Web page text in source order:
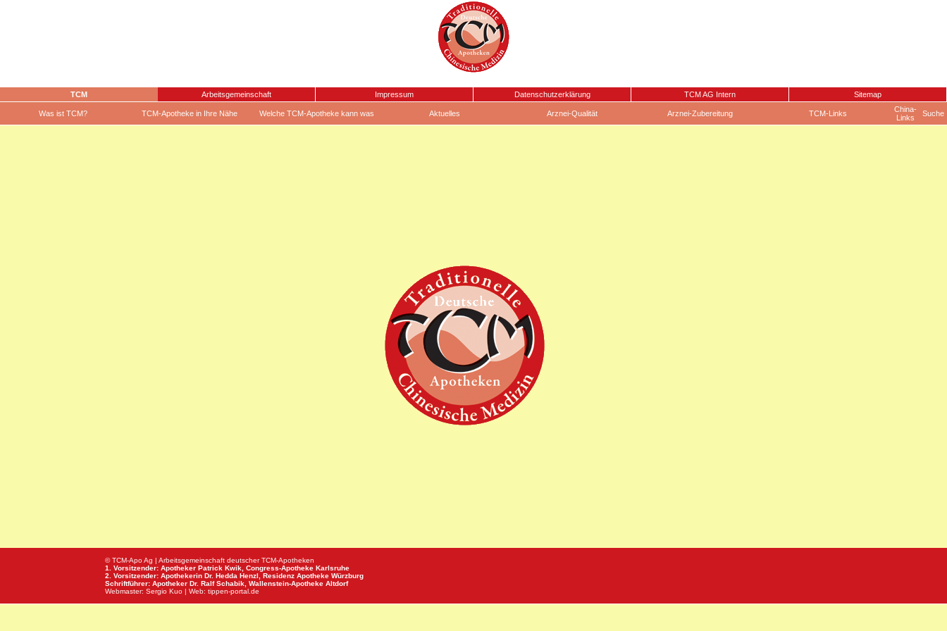
TCM Arbeitsgemeinschaft Impressum Datenschutzerklärung TCM AG Intern Sitemap
Was ist TCM? TCM-Apotheke in Ihre Nähe Welche TCM-Apotheke kann was Aktuelles Arznei-Qualität Arznei-Zubereitung TCM-Links
China-
Links
Suche
© TCM-Apo Ag | Arbeitsgemeinschaft deutscher TCM-Apotheken
1. Vorsitzender: Apotheker Patrick Kwik, Congress-Apotheke Karlsruhe
2. Vorsitzender: Apothekerin Dr. Hedda Henzl, Residenz Apotheke Würzburg
Schriftführer: Apotheker Dr. Ralf Schabik, Wallenstein-Apotheke Altdorf
Webmaster: Sergio Kuo | Web: tippen-portal.de